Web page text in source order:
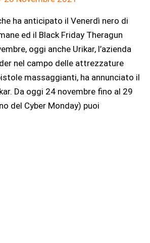
ha anticipato il Venerdì nero di
ed il Black Friday Theragun
oggi anche Urikar, l’azienda
nel campo delle attrezzature
massaggianti, ha annunciato il
Da oggi 24 novembre fino al 29
del Cyber Monday) puoi